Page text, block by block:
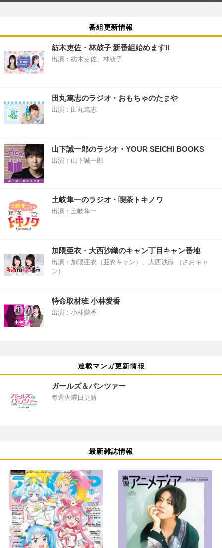
番組更新情報
紡木吏佐・林鼓子 新番組始めます!!
出演：紡木吏佐、林鼓子
田丸篤志のラジオ・おもちゃのたまや
出演：田丸篤志
山下誠一郎のラジオ・YOUR SEICHI BOOKS
出演：山下誠一郎
土岐隼一のラジオ・喫茶トキノワ
出演：土岐隼一
加隈亜衣・大西沙織のキャン丁目キャン番地
出演：加隈亜衣（亜衣キャン）、大西沙織 （さおキャ
ン）
特命取材班 小林愛香
出演：小林愛香
連載マンガ更新情報
ガールズ＆パンツァー
毎週火曜日更新
最新雑誌情報